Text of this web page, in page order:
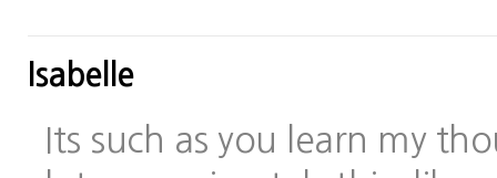
Isabelle
Its such as you learn my